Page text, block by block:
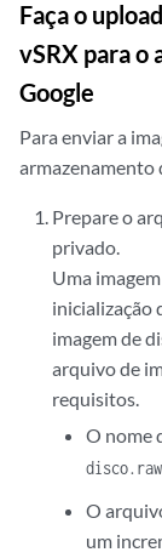
Faça o
vSRX para o
Google
Para enviar a
armazenamento
Prepare o
privado.
Uma
inicialização
imagem de
arquivo de
requisitos.
O nome
disco.raw
O
um